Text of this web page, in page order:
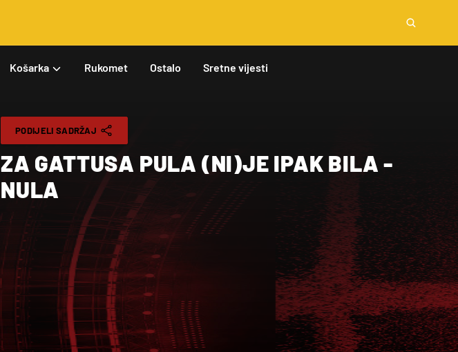
Košarka Rukomet Ostalo Sretne vijesti
PODIJELI SADRŽAJ
ZA GATTUSA PULA (NI)JE IPAK BILA -
NULA